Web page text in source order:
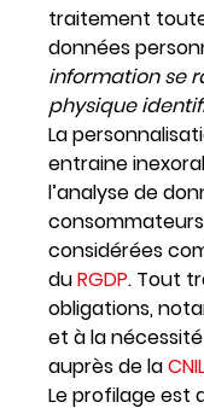
traitement
données
information se
physique
La
entraine
l’analyse de
considérées
duRGDP. Tout
obligations,
et à la
auprès de la
Le profilage est